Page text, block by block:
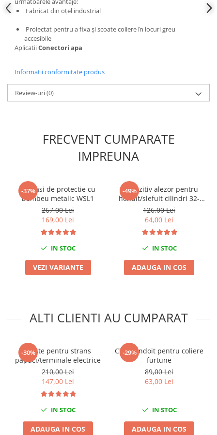
Slefuitoare electrice
Alfa romeo
Audi
Chevrolet
Chrysler
Citroen
Land Rover
Mazda
Peugeot
Renault
Suzuki
Universale
Volkswagen
Scule pentru tinichigerie
Scule Pneumatice
Accesorii Pneumatice
Fabricat din oțel industrial
Proiectat pentru a fixa și scoate coliere în locuri greu
accesibile
AplicatiiConectori apa
Informatii conformitate produs
Review-uri(0)
FRECVENT CUMPARATE
IMPREUNA
-37%
Adidasi de protectie cu
bombeu metalic WSL1
267,00 Lei
169,00 Lei
IN STOC
VEZI VARIANTE
-49%
Dispozitiv alezor pentru
honuit/slefuit cilindri 32-
89mm
126,00 Lei
64,00 Lei
IN STOC
ADAUGA IN COS
ALTI CLIENTI AU CUMPARAT
-30%
Cleste pentru strans
papuci/terminale electrice
210,00 Lei
147,00 Lei
IN STOC
ADAUGA IN COS
-29%
Cleste indoit pentru coliere
furtune
89,00 Lei
63,00 Lei
IN STOC
ADAUGA IN COS